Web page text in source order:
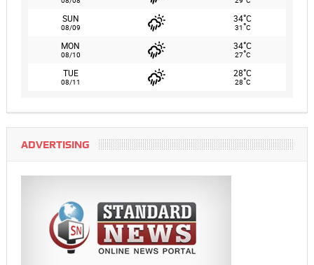
SUN
08/09
34°C
31°C
MON
08/10
34°C
27°C
TUE
08/11
28°C
28°C
ADVERTISING